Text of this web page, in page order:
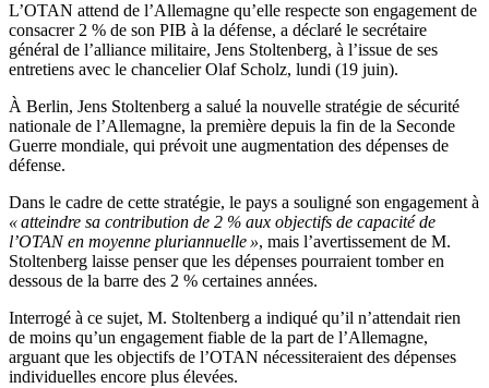
L’OTAN attend de l’Allemagne qu’elle respecte son engagement de
consacrer 2 % de son PIB à la défense, a déclaré le secrétaire
général de l’alliance militaire, Jens Stoltenberg, à l’issue de ses
entretiens avec le chancelier Olaf Scholz, lundi (19 juin).
À Berlin, Jens Stoltenberg a salué la nouvelle stratégie de sécurité
nationale de l’Allemagne, la première depuis la fin de la Seconde
Guerre mondiale, qui prévoit une augmentation des dépenses de
défense.
Dans le cadre de cette stratégie, le pays a souligné son engagement à
« atteindre sa contribution de 2 % aux objectifs de capacité de
l’OTAN en moyenne pluriannuelle », mais l’avertissement de M.
Stoltenberg laisse penser que les dépenses pourraient tomber en
dessous de la barre des 2 % certaines années.
Interrogé à ce sujet, M. Stoltenberg a indiqué qu’il n’attendait rien
de moins qu’un engagement fiable de la part de l’Allemagne,
arguant que les objectifs de l’OTAN nécessiteraient des dépenses
individuelles encore plus élevées.